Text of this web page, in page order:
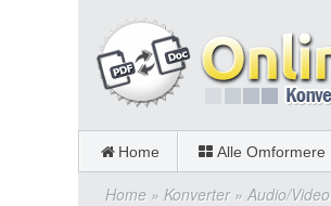
Home Alle Omformere
Home » Konverter» Audio/Video